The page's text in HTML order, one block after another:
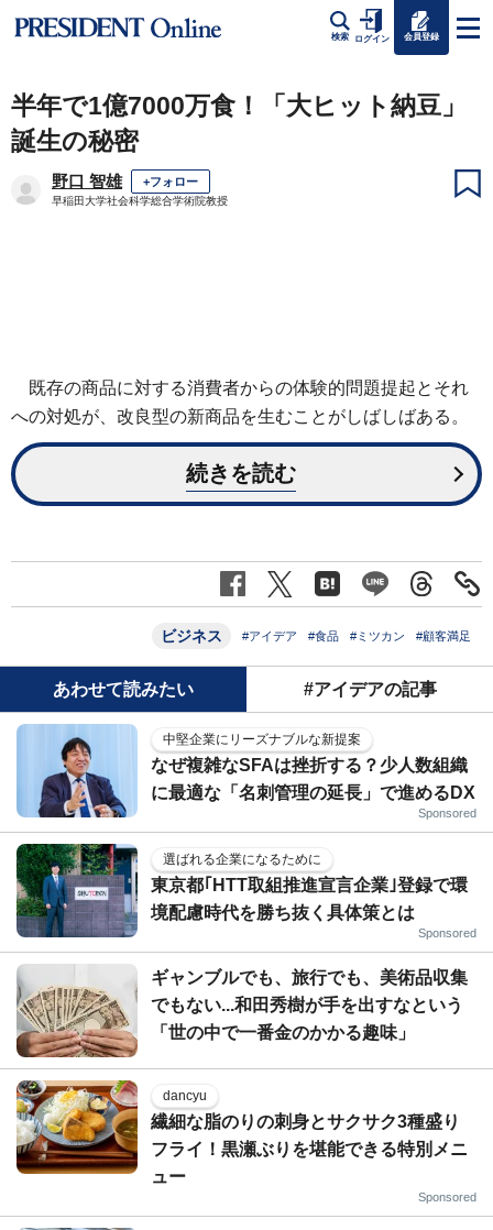
検索 ログイン 会員登録
半年で1億7000万食！「大ヒット納豆」
誕生の秘密
野口 智雄 +フォロー
早稲田大学社会科学総合学術院教授
既存の商品に対する消費者からの体験的問題提起とそれ
への対処が、改良型の新商品を生むことがしばしばある。
続きを読む
ビジネス #アイデア #食品 #ミツカン #顧客満足
あわせて読みたい #アイデアの記事
中堅企業にリーズナブルな新提案
なぜ複雑なSFAは挫折する？少人数組織
に最適な「名刺管理の延長」で進めるDX
Sponsored
選ばれる企業になるために
東京都｢HTT取組推進宣言企業｣登録で環
境配慮時代を勝ち抜く具体策とは
Sponsored
ギャンブルでも、旅行でも、美術品収集
でもない...和田秀樹が手を出すなという
「世の中で一番金のかかる趣味」
dancyu
繊細な脂のりの刺身とサクサク3種盛り
フライ！黒瀬ぶりを堪能できる特別メニ
ュー
Sponsored